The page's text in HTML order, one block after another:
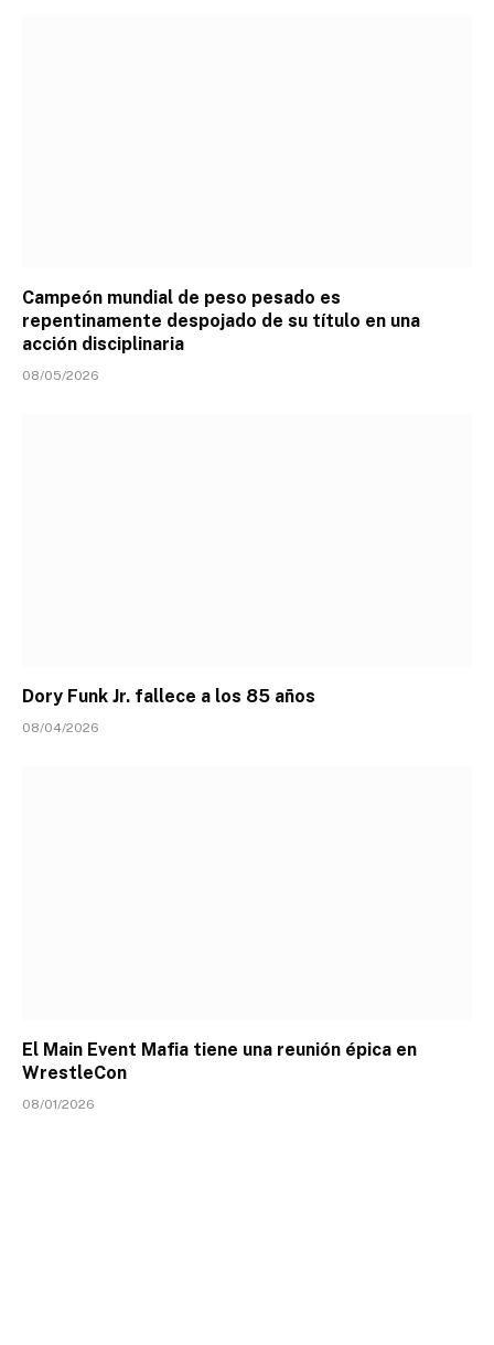
Campeón mundial de peso pesado es
repentinamente despojado de su título en una
acción disciplinaria
08/05/2026
Dory Funk Jr. fallece a los 85 años
08/04/2026
El Main Event Mafia tiene una reunión épica en
WrestleCon
08/01/2026